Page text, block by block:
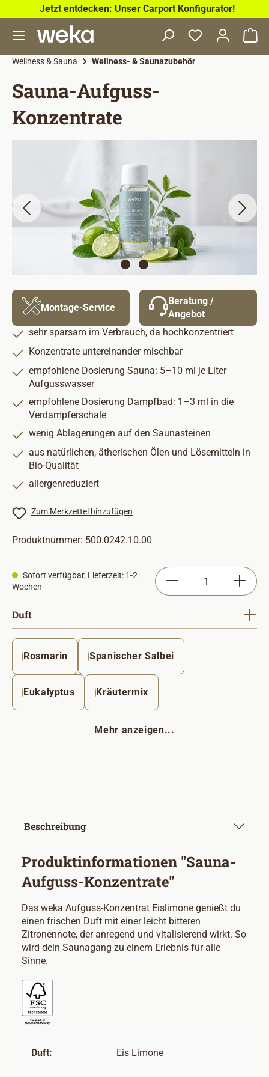
Zum Hauptinhalt springen
Jetzt entdecken: Unser Carport Konfigurator!
Wellness & Sauna Wellness- & Saunazubehör
Sauna-Aufguss-
Konzentrate
Montage-Service
Beratung /
Angebot
sehr sparsam im Verbrauch, da hochkonzentriert
Konzentrate untereinander mischbar
empfohlene Dosierung Sauna: 5–10 ml je Liter
Aufgusswasser
empfohlene Dosierung Dampfbad: 1–3 ml in die
Verdampferschale
wenig Ablagerungen auf den Saunasteinen
aus natürlichen, ätherischen Ölen und Lösemitteln in
Bio-Qualität
allergenreduziert
Zum Merkzettel hinzufügen
Produktnummer: 500.0242.10.00
Sofort verfügbar, Lieferzeit: 1-2
Wochen
Produkt Anzahl:
Duftauswählen
Rosmarin Spanischer Salbei
Eukalyptus Kräutermix
Mehr anzeigen...
Beschreibung
Produktinformationen "Sauna-
Aufguss-Konzentrate"
Das weka Aufguss-Konzentrat Eislimone genießt du
einen frischen Duft mit einer leicht bitteren
Zitronennote, der anregend und vitalisierend wirkt. So
wird dein Saunagang zu einem Erlebnis für alle
Sinne.
Duft: Eis Limone